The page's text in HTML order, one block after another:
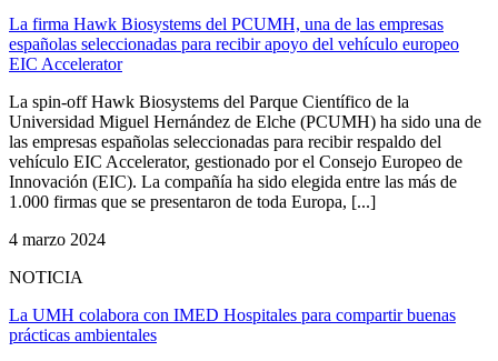
La firma Hawk Biosystems del PCUMH, una de las empresas
españolas seleccionadas para recibir apoyo del vehículo europeo
EIC Accelerator
La spin-off Hawk Biosystems del Parque Científico de la
Universidad Miguel Hernández de Elche (PCUMH) ha sido una de
las empresas españolas seleccionadas para recibir respaldo del
vehículo EIC Accelerator, gestionado por el Consejo Europeo de
Innovación (EIC). La compañía ha sido elegida entre las más de
1.000 firmas que se presentaron de toda Europa, [...]
4 marzo 2024
NOTICIA
La UMH colabora con IMED Hospitales para compartir buenas
prácticas ambientales